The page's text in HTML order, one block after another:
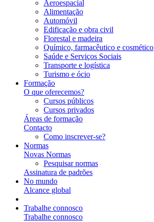
Aeroespacial
Alimentação
Automóvil
Edificação e obra civil
Florestal e madeira
Químico, farmacêutico e cosmético
Saúde e Serviços Sociais
Transporte e logística
Turismo e ócio
Formação
O que oferecemos?
Cursos públicos
Cursos privados
Áreas de formação
Contacto
Como inscrever-se?
Normas
Novas Normas
Pesquisar normas
Assinatura de padrões
No mundo
Alcance global
Trabalhe connosco
Trabalhe connosco